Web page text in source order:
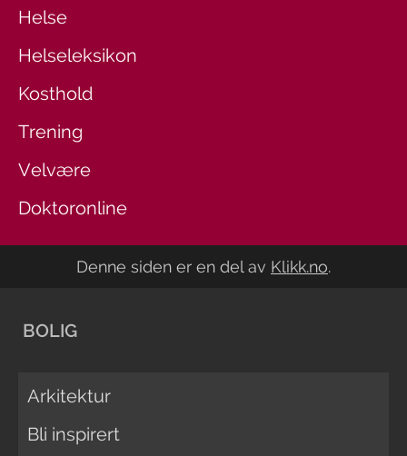
Helse
Helseleksikon
Kosthold
Trening
Velvære
Doktoronline
Denne siden er en del av Klikk.no.
BOLIG
Arkitektur
Bli inspirert